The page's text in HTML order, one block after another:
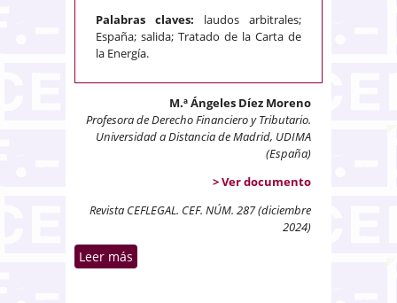
Palabras claves: laudos arbitrales;
España; salida; Tratado de la Carta de
la Energía.
M.ª Ángeles Díez Moreno
Profesora de Derecho Financiero y Tributario.
Universidad a Distancia de Madrid, UDIMA
(España)
> Ver documento
Revista CEFLEGAL. CEF. NÚM. 287 (diciembre
2024)
Leer más